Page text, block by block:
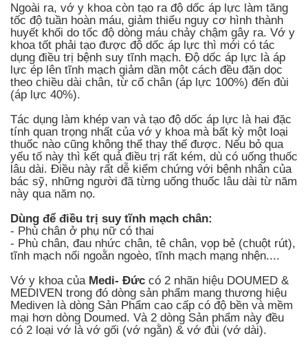
Ngoài ra, vớ y khoa còn tạo ra độ dốc áp lực làm tăng
tốc độ tuần hoàn máu, giảm thiểu nguy cơ hình thành
huyết khối do tốc độ dòng máu chảy chậm gây ra. Vớ y
khoa tốt phải tạo được độ dốc áp lực thì mới có tác
dụng điều trị bệnh suy tĩnh mạch. Độ dốc áp lực là áp
lực ép lên tĩnh mạch giảm dần một cách đều đặn dọc
theo chiều dài chân, từ cổ chân (áp lực 100%) đến đùi
(áp lực 40%).
Tác dụng làm khép van và tạo độ dốc áp lực là hai đặc
tính quan trọng nhất của vớ y khoa mà bất kỳ một loại
thuốc nào cũng không thể thay thế được. Nếu bỏ qua
yếu tố này thì kết quả điều trị rất kém, dù có uống thuốc
lâu dài. Điều này rất dễ kiểm chứng với bệnh nhân của
bác sỹ, những người đã từng uống thuốc lâu dài từ năm
này qua năm nọ.
Dùng để điều trị suy tĩnh mạch chân:
- Phù chân ở phụ nữ có thai
- Phù chân, đau nhức chân, tê chân, vọp bẻ (chuột rút),
tĩnh mạch nổi ngoằn ngoèo, tĩnh mạch mạng nhện....
Vớ y khoa của Medi- Đức có 2 nhãn hiệu DOUMED &
MEDIVEN trong đó dòng sản phẩm mang thương hiệu
Mediven là dòng Sản Phẩm cao cấp có độ bền và mềm
mại hơn dòng Doumed. Và 2 dòng Sản phẩm này đều
có 2 loại vớ là vớ gối (vớ ngằn) & vớ đùi (vớ dài).